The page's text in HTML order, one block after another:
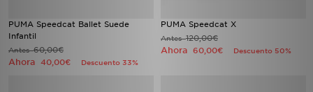
PUMA Speedcat Ballet Suede
Infantil
Antes60,00€
Ahora 40,00€ Descuento 33%
PUMA Speedcat X
Antes120,00€
Ahora 60,00€ Descuento 50%